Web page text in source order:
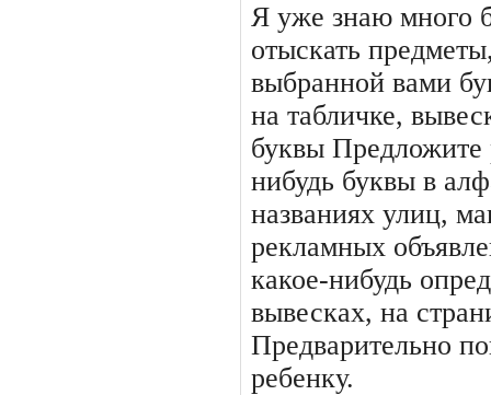
Я уже знаю много
отыскать
выбранной вами
на табличке,
буквы Предложите
нибудь буквы в
названиях улиц,
рекламных
какое-нибудь
вывесках, на
Предварительно
ребенку.